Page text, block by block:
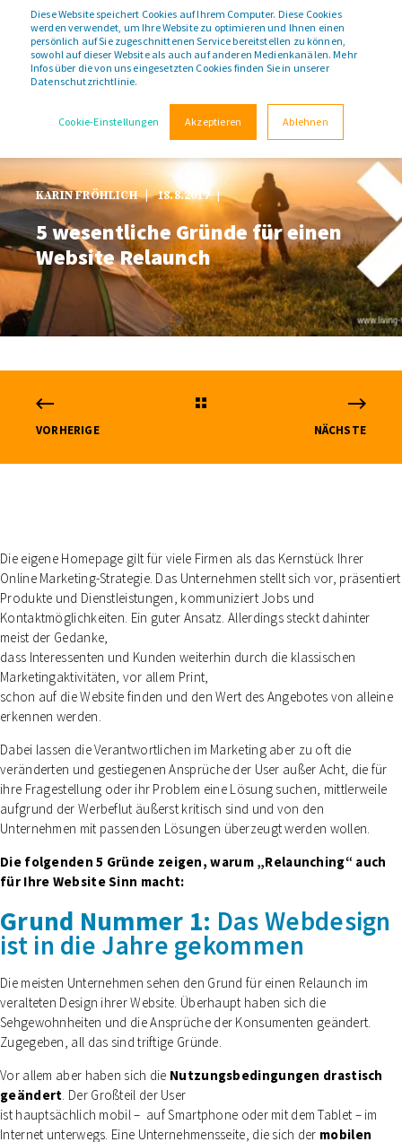
Diese Website speichert Cookies auf Ihrem Computer. Diese Cookies
werden verwendet, um Ihre Website zu optimieren und Ihnen einen
persönlich auf Sie zugeschnittenen Service bereitstellen zu können,
sowohl auf dieser Website als auch auf anderen Medienkanälen. Mehr
Infos über die von uns eingesetzten Cookies finden Sie in unserer
Datenschutzrichtlinie.
Cookie-Einstellungen Akzeptieren Ablehnen
KARIN FRÖHLICH 18.8.2017
5 wesentliche Gründe für einen
Website Relaunch
VORHERIGE NÄCHSTE
Die eigene Homepage gilt für viele Firmen als das Kernstück Ihrer
Online Marketing-Strategie. Das Unternehmen stellt sich vor, präsentiert
Produkte und Dienstleistungen, kommuniziert Jobs und
Kontaktmöglichkeiten. Ein guter Ansatz. Allerdings steckt dahinter
meist der Gedanke,
dass Interessenten und Kunden weiterhin durch die klassischen
Marketingaktivitäten, vor allem Print,
schon auf die Website finden und den Wert des Angebotes von alleine
erkennen werden.
Dabei lassen die Verantwortlichen im Marketing aber zu oft die
veränderten und gestiegenen Ansprüche der User außer Acht, die für
ihre Fragestellung oder ihr Problem eine Lösung suchen, mittlerweile
aufgrund der Werbeflut äußerst kritisch sind und von den
Unternehmen mit passenden Lösungen überzeugt werden wollen.
Die folgenden 5 Gründe zeigen, warum „Relaunching“ auch
für Ihre Website Sinn macht:
Grund Nummer 1: Das Webdesign
ist in die Jahre gekommen
Die meisten Unternehmen sehen den Grund für einen Relaunch im
veralteten Design ihrer Website. Überhaupt haben sich die
Sehgewohnheiten und die Ansprüche der Konsumenten geändert.
Zugegeben, all das sind triftige Gründe.
Vor allem aber haben sich die Nutzungsbedingungen drastisch
geändert . Der Großteil der User
ist hauptsächlich mobil – auf Smartphone oder mit dem Tablet – im
Internet unterwegs. Eine Unternehmensseite, die sich der mobilen